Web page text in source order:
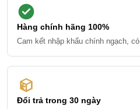
Hàng chính hãng 100%
Cam kết nhập khẩu chính ngạch,
Đổi trả trong 30 ngày